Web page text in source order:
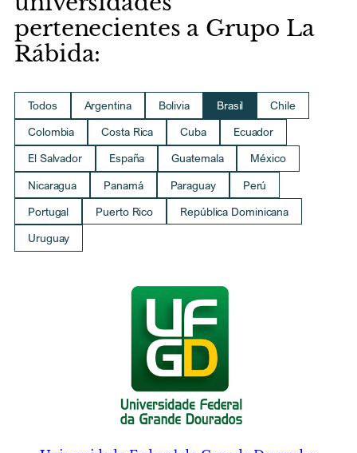
pertenecientes a Grupo La
Rábida:
Todos Argentina Bolivia Brasil
Chile
Colombia
Costa Rica Cuba
Ecuador
El Salvador
España Guatemala
México
Nicaragua
Panamá Paraguay
Perú
Portugal
Puerto Rico
República Dominicana
Uruguay